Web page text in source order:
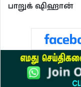
பாறுக் ஷிஹான்